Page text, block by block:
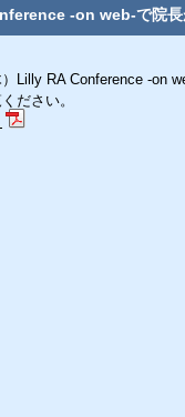
-on web-で院長
Lilly RA Conference -on
ださい。